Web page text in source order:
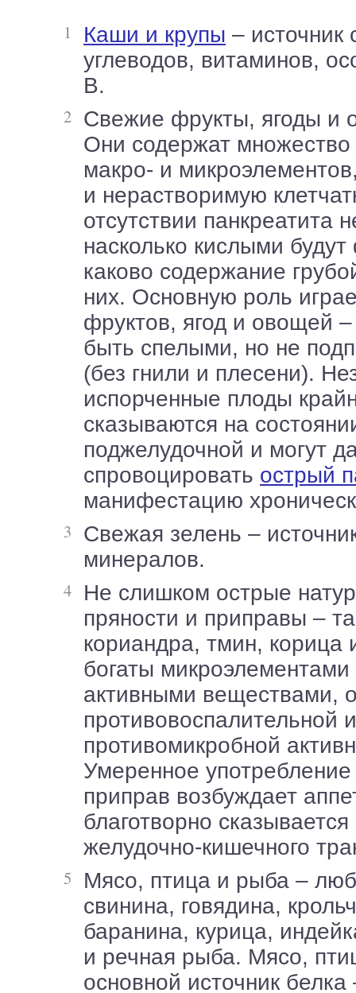
Каши и крупы – источник
углеводов, витаминов,
B.
Свежие фрукты, ягоды и овощи – любые.
Они содержат
макро- и
и нерастворимую
отсутствии панкреатита
насколько кислыми
каково содержание
них. Основную роль
фруктов, ягод и овощей
быть спелыми, но не
(без гнили и плесени).
испорченные плоды
сказываются на
поджелудочной и могут
спровоцировать острый
манифестацию
Свежая зелень – источник витаминов и
минералов.
Не слишком острые натуральные
пряности и приправы –
кориандра, тмин, корица
богаты микроэлементами
активными веществами,
противовоспалительной и
противомикробной
Умеренное
приправ возбуждает
благотворно
желудочно-кишечного
Мясо, птица и рыба – любых видов –
свинина, говядина,
баранина, курица,
и речная рыба. Мясо,
основной источник белка